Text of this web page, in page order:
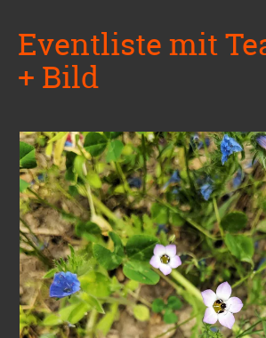
Eventliste mit
+ Bild